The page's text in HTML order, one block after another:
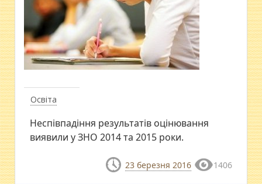
Освіта
Неспівпадіння результатів оцінювання
виявили у ЗНО 2014 та 2015 роки.
23 березня 2016 1406